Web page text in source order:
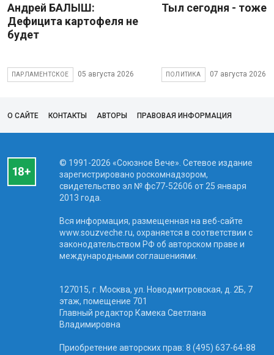
Андрей БАЛЫШ:
Дефицита картофеля не
будет
ПАРЛАМЕНТСКОЕ 05 августа 2026
Тыл сегодня - тоже
ПОЛИТИКА 07 августа 2026
О САЙТЕ КОНТАКТЫ АВТОРЫ ПРАВОВАЯ ИНФОРМАЦИЯ
© 1991-2026 «Союзное Вече». Сетевое издание
зарегистрировано роскомнадзором,
свидетельство эл № фc77-52606 от 25 января
2013 года.
Вся информация, размещенная на веб-сайте
www.souzveche.ru, охраняется в соответствии с
законодательством РФ об авторском праве и
международными соглашениями.
127015, г. Москва, ул. Новодмитровская, д. 2Б, 7
этаж, помещение 701
Главный редактор Камека Светлана
Владимировна
Приобретение авторских прав: 8 (495) 637-64-88